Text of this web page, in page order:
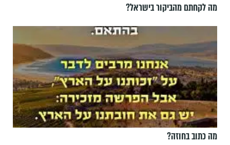
מה לקחתם מהביקור בישראל?
מה כתוב בחוזה?